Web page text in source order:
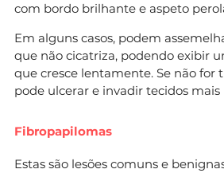
com bordo brilhante e aspeto
Em alguns casos, podem
que não cicatriza, podendo exibir
que cresce lentamente. Se não for
pode ulcerar e invadir tecidos
Fibropapilomas
Estas são lesões comuns e